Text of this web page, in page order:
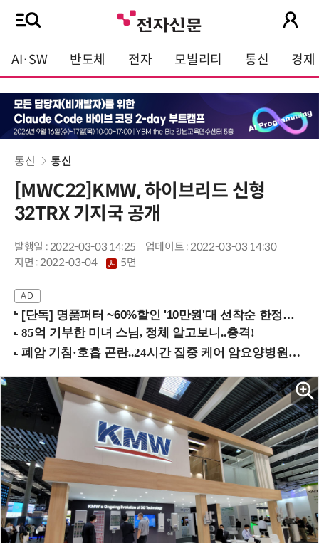
AI·SW 반도체 전자 모빌리티 통신 경제
통신 통신
[MWC22]KMW, 하이브리드 신형
32TRX 기지국 공개
발행일 : 2022-03-03 14:25
업데이트 : 2022-03-03 14:30
지면 :2022-03-04 5면
[단독] 명품퍼터 ~60%할인 '10만원'대 선착순 한정판매!